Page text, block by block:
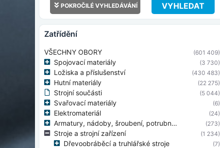
POKROČILÉ VYHLEDÁVÁNÍ VYHLEDAT
zatřídění
VŠECHNY OBORY (601 409)
Spojovací materiály (3 730)
Ložiska a příslušenství (430 483)
Hutní materiály (22 275)
Strojní součásti (5 044)
Svařovací materiály (6)
Elektromateriál (24)
Armatury, nádoby, šroubení, potrubní díly (273)
Stroje a strojní zařízení (1 234)
Dřevoobráběcí a truhlářské stroje (7)